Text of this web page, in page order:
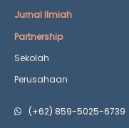
Jurnal Ilmiah
Partnership
Sekolah
Perusahaan
(+62) 859-5025-6739